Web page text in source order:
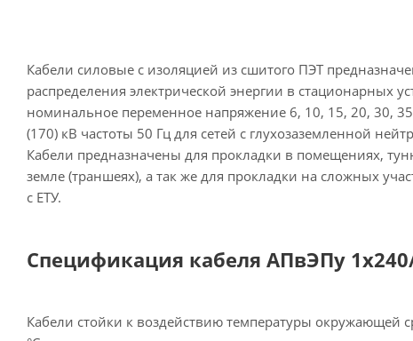
Кабели силовые с изоляцией из сшитого ПЭТ
распределения электрической энергии в стационарных
номинальное переменное напряжение 6, 10, 15, 20, 30,
(170) кВ частоты 50 Гц для сетей с глухозаземленной
Кабели предназначены для прокладки в помещениях,
земле (траншеях), а так же для прокладки на сложных
с ЕТУ.
Спецификация кабеля АПвЭПу
Кабели стойки к воздействию температуры окружающей